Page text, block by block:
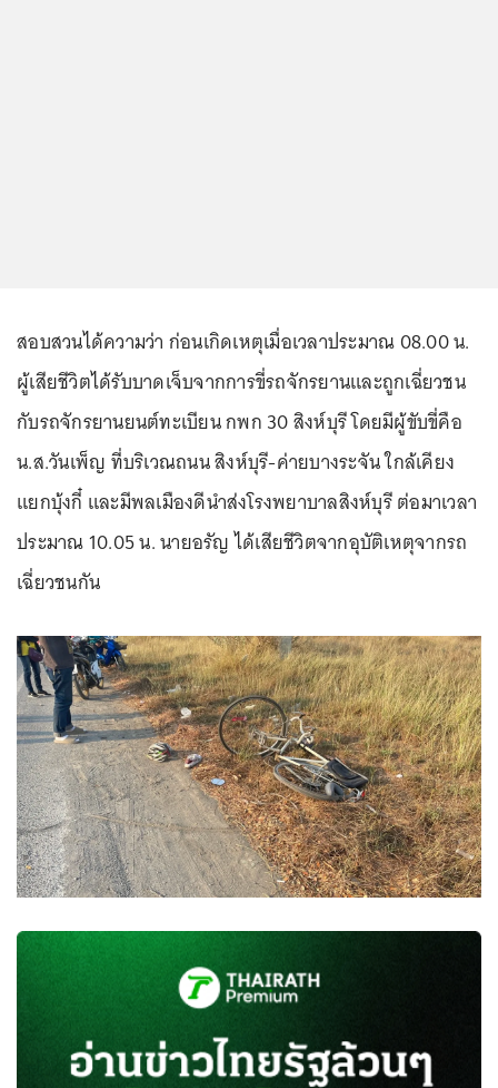
สอบสวนได้ความว่า ก่อนเกิดเหตุเมื่อเวลาประมาณ 08.00 น.
ผู้เสียชีวิตได้รับบาดเจ็บจากการขี่รถจักรยานและถูกเฉี่ยวชน
กับรถจักรยานยนต์ทะเบียน กพก 30 สิงห์บุรี โดยมีผู้ขับขี่คือ
น.ส.วันเพ็ญ ที่บริเวณถนน สิงห์บุรี-ค่ายบางระจัน ใกล้เคียง
แยกบุ้งกี๋ และมีพลเมืองดีนำส่งโรงพยาบาลสิงห์บุรี ต่อมาเวลา
ประมาณ 10.05 น. นายอรัญ ได้เสียชีวิตจากอุบัติเหตุจากรถ
เฉี่ยวชนกัน